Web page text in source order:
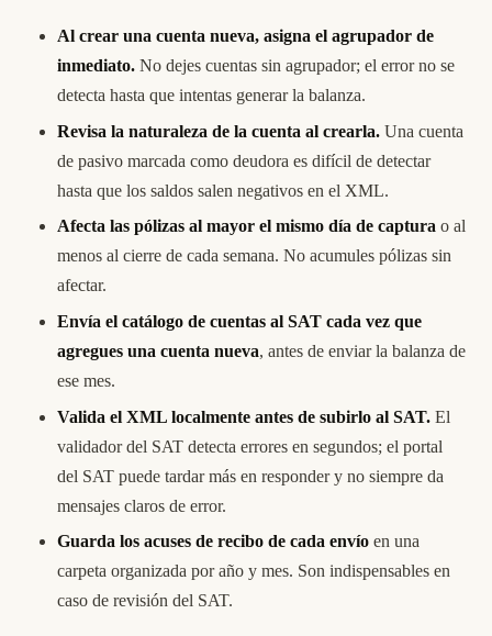
Al crear una cuenta nueva, asigna el agrupador de
inmediato. No dejes cuentas sin agrupador; el error no se
detecta hasta que intentas generar la balanza.
Revisa la naturaleza de la cuenta al crearla. Una cuenta
de pasivo marcada como deudora es difícil de detectar
hasta que los saldos salen negativos en el XML.
Afecta las pólizas al mayor el mismo día de captura o al
menos al cierre de cada semana. No acumules pólizas sin
afectar.
Envía el catálogo de cuentas al SAT cada vez que
agregues una cuenta nueva, antes de enviar la balanza de
ese mes.
Valida el XML localmente antes de subirlo al SAT. El
validador del SAT detecta errores en segundos; el portal
del SAT puede tardar más en responder y no siempre da
mensajes claros de error.
Guarda los acuses de recibo de cada envío en una
carpeta organizada por año y mes. Son indispensables en
caso de revisión del SAT.